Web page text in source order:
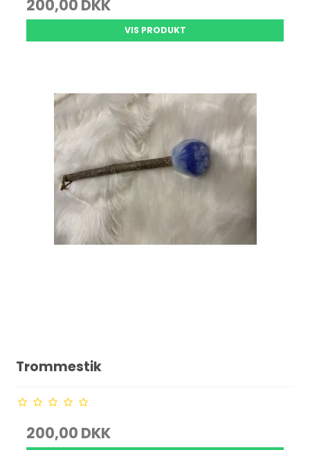
200,00 DKK
VIS PRODUKT
Trommestik
200,00 DKK